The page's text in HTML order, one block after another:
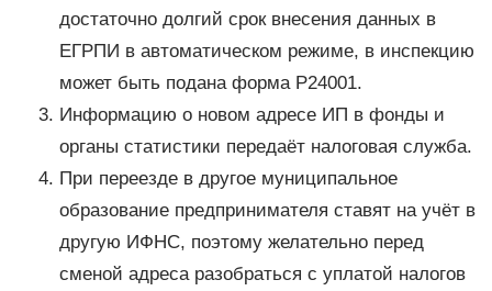
достаточно долгий срок внесения данных в
ЕГРПИ в автоматическом режиме, в инспекцию
может быть подана форма Р24001.
Информацию о новом адресе ИП в фонды и
органы статистики передаёт налоговая служба.
При переезде в другое муниципальное
образование предпринимателя ставят на учёт в
другую ИФНС, поэтому желательно перед
сменой адреса разобраться с уплатой налогов